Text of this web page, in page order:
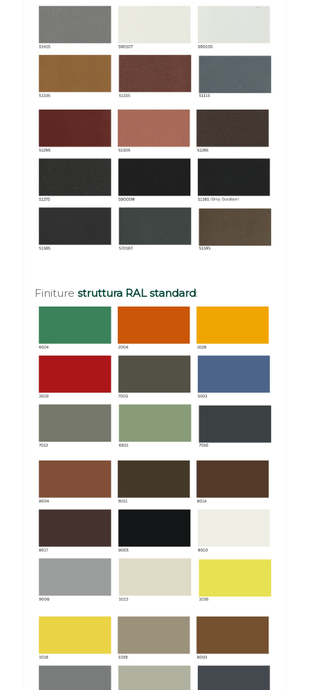
Finiture struttura RAL standard: